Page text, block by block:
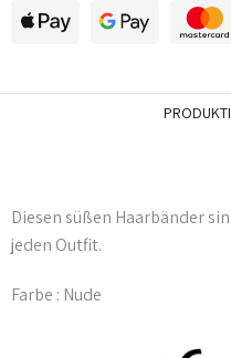
Diesen süßen Haarbänder
jeden Outfit.
Farbe : Nude